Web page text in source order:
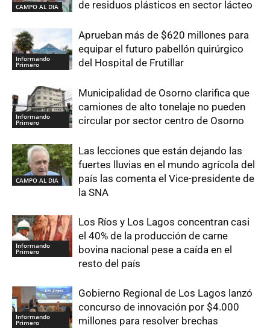
CAMPO AL DIA
de residuos plásticos en sector lácteo
Informando
Primero
Aprueban más de $620 millones para
equipar el futuro pabellón quirúrgico
del Hospital de Frutillar
Informando
Primero
Municipalidad de Osorno clarifica que
camiones de alto tonelaje no pueden
circular por sector centro de Osorno
CAMPO AL DIA
Las lecciones que están dejando las
fuertes lluvias en el mundo agrícola del
país las comenta el Vice-presidente de
la SNA
Informando
Primero
Los Ríos y Los Lagos concentran casi
el 40% de la producción de carne
bovina nacional pese a caída en el
resto del país
Informando
Primero
Gobierno Regional de Los Lagos lanzó
concurso de innovación por $4.000
millones para resolver brechas